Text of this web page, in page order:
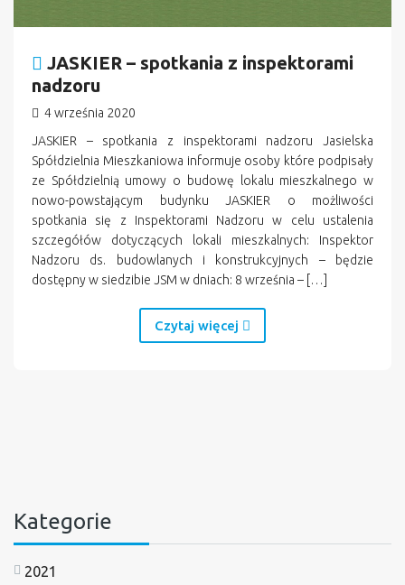
JASKIER – spotkania z inspektorami
nadzoru
4 września 2020
JASKIER – spotkania z inspektorami nadzoru Jasielska
Spółdzielnia Mieszkaniowa informuje osoby które podpisały
ze Spółdzielnią umowy o budowę lokalu mieszkalnego w
nowo-powstającym budynku JASKIER o możliwości
spotkania się z Inspektorami Nadzoru w celu ustalenia
szczegółów dotyczących lokali mieszkalnych: Inspektor
Nadzoru ds. budowlanych i konstrukcyjnych – będzie
dostępny w siedzibie JSM w dniach: 8 września – […]
Czytaj więcej
Kategorie
2021